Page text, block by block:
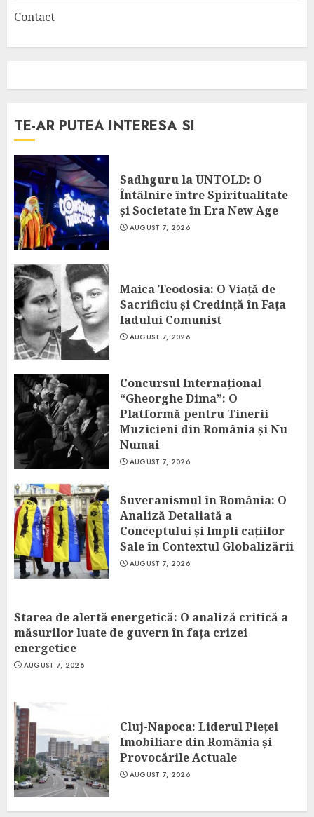
Contact
TE-AR PUTEA INTERESA SI
Sadhguru la UNTOLD: O
Întâlnire între Spiritualitate
și Societate în Era New Age
AUGUST 7, 2026
Maica Teodosia: O Viață de
Sacrificiu și Credință în Fața
Iadului Comunist
AUGUST 7, 2026
Concursul Internațional
“Gheorghe Dima”: O
Platformă pentru Tinerii
Muzicieni din România și Nu
Numai
AUGUST 7, 2026
Suveranismul în România: O
Analiză Detaliată a
Conceptului și Impli cațiilor
Sale în Contextul Globalizării
AUGUST 7, 2026
Starea de alertă energetică: O analiză critică a
măsurilor luate de guvern în fața crizei
energetice
AUGUST 7, 2026
Cluj-Napoca: Liderul Pieței
Imobiliare din România și
Provocările Actuale
AUGUST 7, 2026